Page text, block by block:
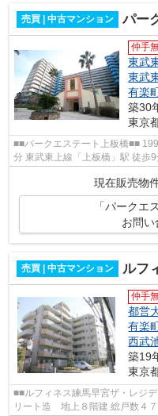
売買 | 中古マンション パー
仲手
東武
東武
有楽
築30
東京
■■パークエステート上板橋■■ 1996年完成 東武東上線「東武練馬」駅 徒歩8
分 東武東上線「上板橋」駅 徒歩9分
側に公園あり 共用施設にキッズ
現在販売物
「パークエ
お問い
売買 | 中古マンション ルフ
仲手
都営
有楽
西武
築19
東京
■■ルフィネス練馬早宮ザ・レジデンス■■ 平成１８年１０月完
リート造 地上８階建 総戸数４７戸 都営大江戸線・西武豊島線「豊島